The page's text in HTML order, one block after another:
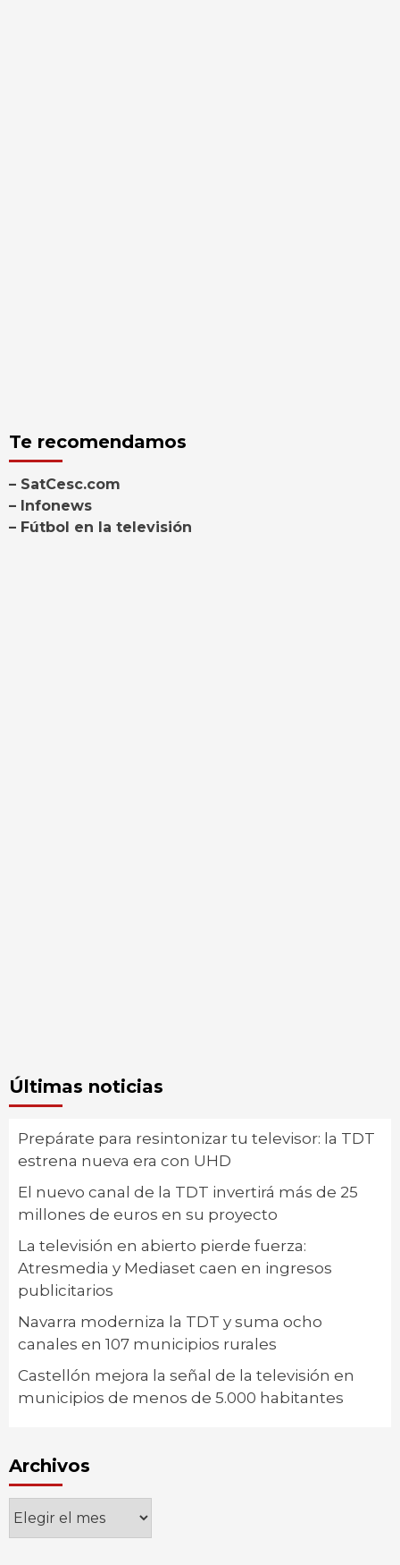
Te recomendamos
– SatCesc.com
– Infonews
– Fútbol en la televisión
Últimas noticias
Prepárate para resintonizar tu televisor: la TDT
estrena nueva era con UHD
El nuevo canal de la TDT invertirá más de 25
millones de euros en su proyecto
La televisión en abierto pierde fuerza:
Atresmedia y Mediaset caen en ingresos
publicitarios
Navarra moderniza la TDT y suma ocho
canales en 107 municipios rurales
Castellón mejora la señal de la televisión en
municipios de menos de 5.000 habitantes
Archivos
Archivos